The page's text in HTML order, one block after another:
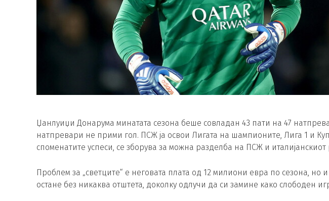
Џанлуиџи Донарума минатата сезона беше совладан 43 пати на 47
натпревари не прими гол. ПСЖ ја освои Лигата на шампионите, Лига 1 и
споменатите успеси, се зборува за можна разделба на ПСЖ и
Проблем за „светците“ е неговата плата од 12 милиони евра по сезона, но
остане без никаква отштета, доколку одлучи да си замине како слободен